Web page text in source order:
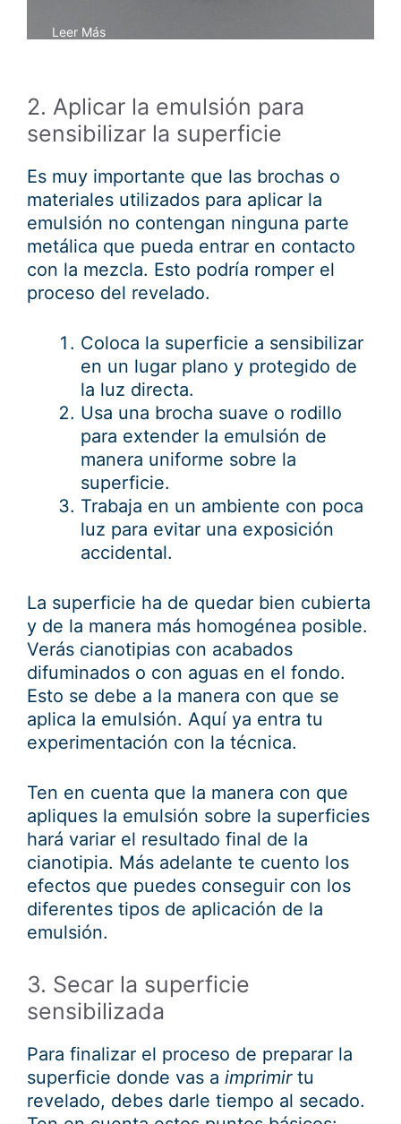
Leer Más
2. Aplicar la emulsión para
sensibilizar la superficie
Es muy importante que las brochas o
materiales utilizados para aplicar la
emulsión no contengan ninguna parte
metálica que pueda entrar en contacto
con la mezcla. Esto podría romper el
proceso del revelado.
Coloca la superficie a sensibilizar
en un lugar plano y protegido de
la luz directa.
Usa una brocha suave o rodillo
para extender la emulsión de
manera uniforme sobre la
superficie.
Trabaja en un ambiente con poca
luz para evitar una exposición
accidental.
La superficie ha de quedar bien cubierta
y de la manera más homogénea posible.
Verás cianotipias con acabados
difuminados o con aguas en el fondo.
Esto se debe a la manera con que se
aplica la emulsión. Aquí ya entra tu
experimentación con la técnica.
Ten en cuenta que la manera con que
apliques la emulsión sobre la superficies
hará variar el resultado final de la
cianotipia. Más adelante te cuento los
efectos que puedes conseguir con los
diferentes tipos de aplicación de la
emulsión.
3. Secar la superficie
sensibilizada
Para finalizar el proceso de preparar la
superficie donde vas a imprimirtu
revelado, debes darle tiempo al secado.